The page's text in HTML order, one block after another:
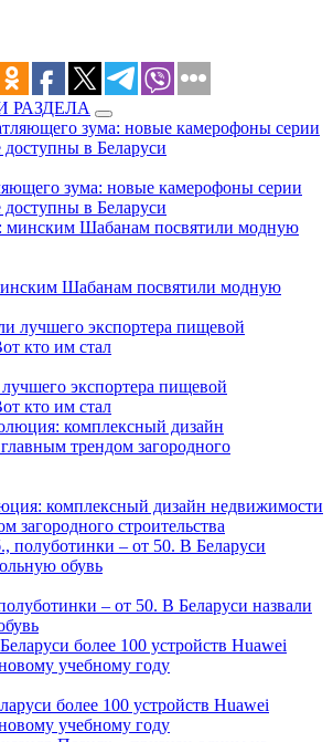
РАЗДЕЛА
зума: новые камерофоны серии
в Беларуси
Шабанам посвятили модную
экспортера пищевой
кто им стал
комплексный дизайн недвижимости
загородного строительства
– от 50. В Беларуси назвали
более 100 устройств Huawei
учебному году